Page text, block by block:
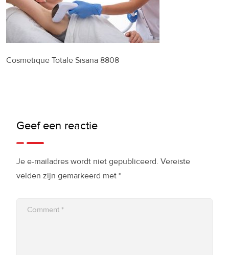
Cosmetique Totale Sisana 8808
Geef een reactie
Je e-mailadres wordt niet gepubliceerd. Vereiste
velden zijn gemarkeerd met *